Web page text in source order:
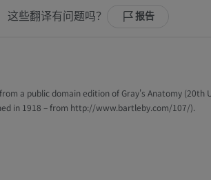
这些翻译有问题吗？ 报告
a public domain edition of Gray's Anatomy (20th
in 1918 – from http://www.bartleby.com/107/).